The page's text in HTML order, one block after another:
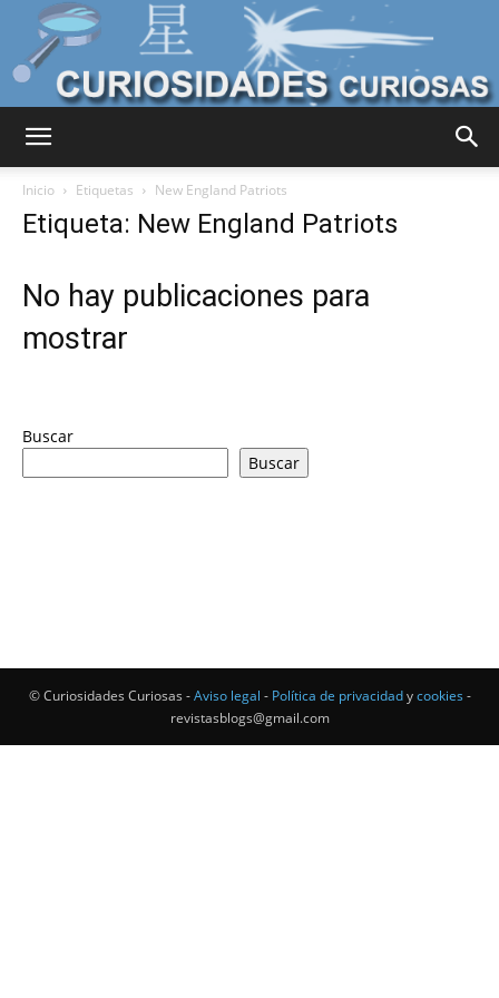
Mundo
Inicio Etiquetas New England Patriots
Etiqueta: New England Patriots
No hay publicaciones para
mostrar
Buscar
Buscar
© Curiosidades Curiosas -Aviso legal - Política de privacidadycookies -
revistasblogs@gmail.com